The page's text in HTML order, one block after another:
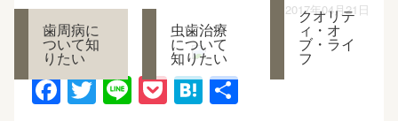
歯周病に
ついて知
りたい
虫歯治療
について
知りたい
クオリテ
ィ・オ
ブ・ライ
フ
2017年04月21日
F T Li P H